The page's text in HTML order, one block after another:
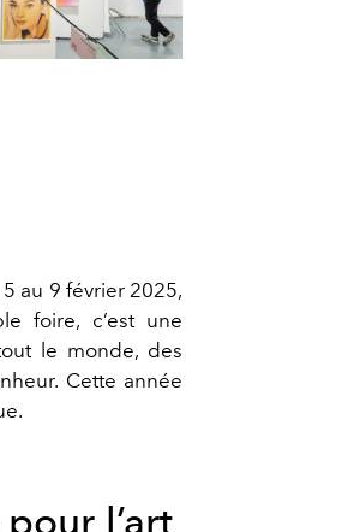
au 9 février 2025,
foire, c’est une
le monde, des
Cette année
l’art